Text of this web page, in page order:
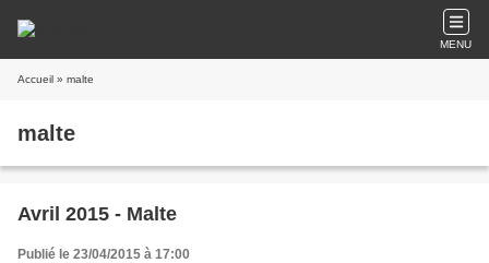
MENU
Accueil » malte
malte
Avril 2015 - Malte
Publié le 23/04/2015 à 17:00